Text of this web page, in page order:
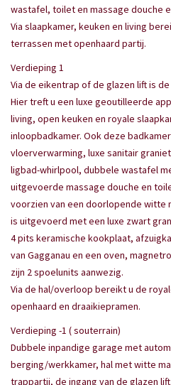
wastafel, toilet en massage douche
Via slaapkamer, keuken en living
terrassen met openhaard partij.
Verdieping 1
Via de eikentrap of de glazen lift is
Hier treft u een luxe geoutilleerde
living, open keuken en royale
inloopbadkamer. Ook deze
vloerverwarming, luxe sanitair
ligbad-whirlpool, dubbele wastafel
uitgevoerde massage douche en
voorzien van een doorlopende witte
is uitgevoerd met een luxe zwart
4 pits keramische kookplaat,
van Gagganau en een oven,
zijn 2 spoelunits aanwezig.
Via de hal/overloop bereikt u de
openhaard en draaikiepramen.
Verdieping -1 ( souterrain)
Dubbele inpandige garage met
berging/werkkamer, hal met witte
trappartij, de ingang van de glazen